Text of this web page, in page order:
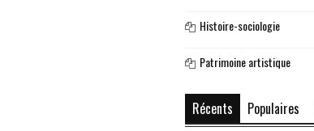
Histoire-sociologie
Patrimoine artistique
Récents Populaires